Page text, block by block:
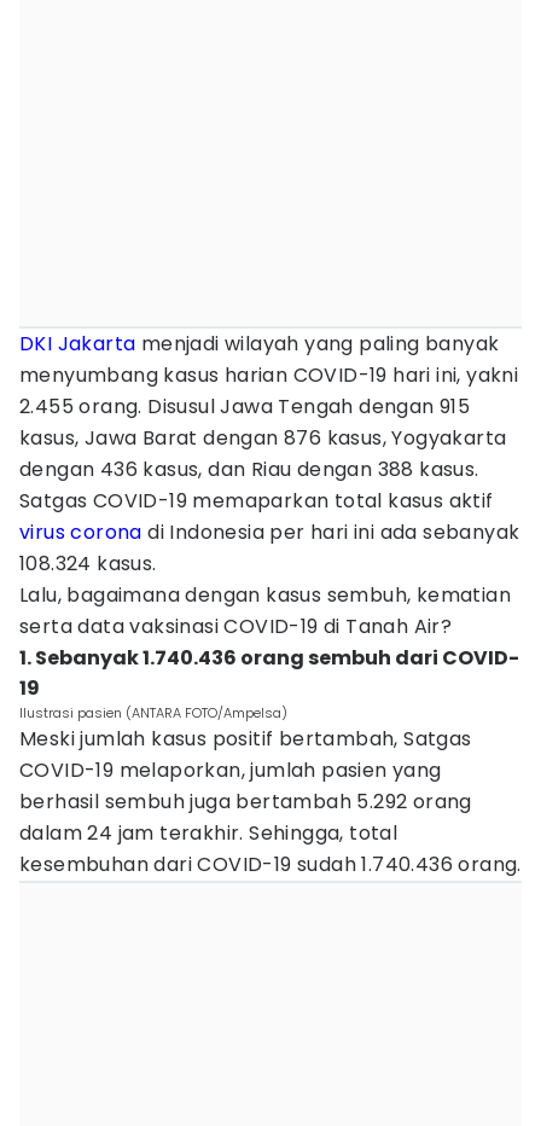
DKI Jakarta menjadi wilayah yang paling banyak
menyumbang kasus harian COVID-19 hari ini, yakni
2.455 orang. Disusul Jawa Tengah dengan 915
kasus, Jawa Barat dengan 876 kasus, Yogyakarta
dengan 436 kasus, dan Riau dengan 388 kasus.
Satgas COVID-19 memaparkan total kasus aktif
virus corona di Indonesia per hari ini ada sebanyak
108.324 kasus.
Lalu, bagaimana dengan kasus sembuh, kematian
serta data vaksinasi COVID-19 di Tanah Air?
1. Sebanyak 1.740.436 orang sembuh dari COVID-
19
Ilustrasi pasien (ANTARA FOTO/Ampelsa)
Meski jumlah kasus positif bertambah, Satgas
COVID-19 melaporkan, jumlah pasien yang
berhasil sembuh juga bertambah 5.292 orang
dalam 24 jam terakhir. Sehingga, total
kesembuhan dari COVID-19 sudah 1.740.436 orang.